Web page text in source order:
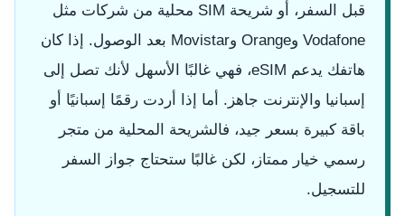
قبل السفر، أو شريحة SIM محلية من شركات مثل
Vodafone وOrange وMovistar بعد الوصول. إذا كان
هاتفك يدعم eSIM، فهي غالبًا الأسهل لأنك تصل إلى
إسبانيا والإنترنت جاهز. أما إذا أردت رقمًا إسبانيًا أو
باقة كبيرة بسعر جيد، فالشريحة المحلية من متجر
رسمي خيار ممتاز، لكن غالبًا ستحتاج جواز السفر
للتسجيل.